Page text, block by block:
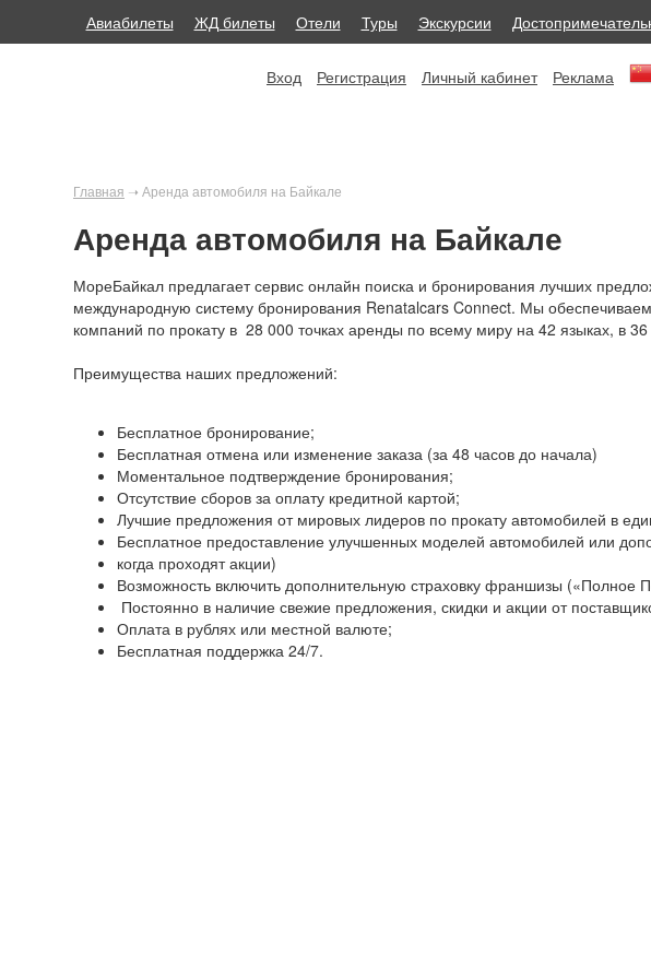
Авиабилеты ЖД билеты Отели Туры Экскурсии
Вход Регистрация Личный кабинет Реклама
Главная ➝ Аренда автомобиля на Байкале
Аренда автомобиля на Байкале
МореБайкал предлагает сервис онлайн поиска и бронирования лучших
международную систему бронирования Renatalcars Connect. Мы
компаний по прокату в 28 000 точках аренды по всему миру на 42 языках, в
Преимущества наших предложений:
Бесплатное бронирование;
Бесплатная отмена или изменение заказа (за 48 часов до начала)
Моментальное подтверждение бронирования;
Отсутствие сборов за оплату кредитной картой;
Лучшие предложения от мировых лидеров по прокату автомобилей в
Бесплатное предоставление улучшенных моделей автомобилей или
когда проходят акции)
Возможность включить дополнительную страховку франшизы («Полное
Постоянно в наличие свежие предложения, скидки и акции от
Оплата в рублях или местной валюте;
Бесплатная поддержка 24/7.